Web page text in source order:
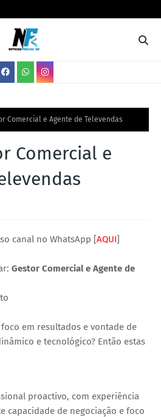
Comercial e Agente de Televendas
Comercial e
canal no WhatsApp [AQUI]
Gestor Comercial e Agente de
em resultados e vontade de
e tecnológico? Então estas
proactivo, com experiência
capacidade de negociação e foco